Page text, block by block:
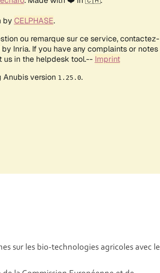
sur les bio-technologies agricoles avec le